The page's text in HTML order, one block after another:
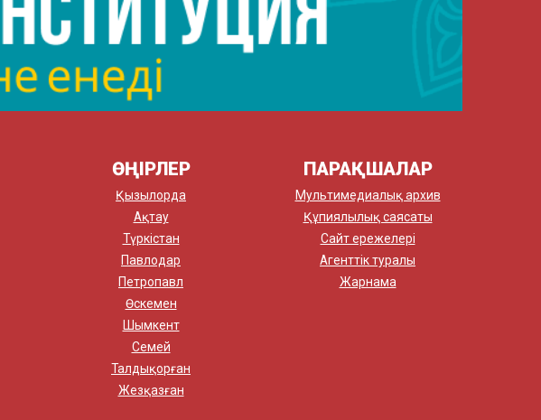
ӨҢІРЛЕР
Қызылорда
Ақтау
Түркістан
Павлодар
Петропавл
Өскемен
Шымкент
Семей
Талдықорған
Жезқазған
ПАРАҚШАЛАР
Мультимедиалық архив
Құпиялылық саясаты
Сайт ережелері
Агенттік туралы
Жарнама